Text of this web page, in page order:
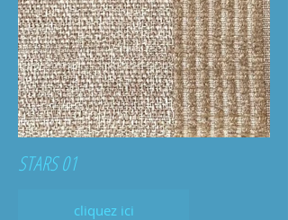
STARS 01
cliquez ici